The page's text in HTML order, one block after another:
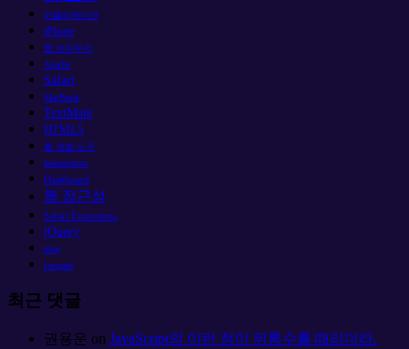
어플리케이션
iPhone
웹 브라우저
Apache
Safari
MacBook
TextMate
HTML5
웹 개발 도구
blueprintcss
Dashboard
웹 접근성
Safari Extensions
jQuery
blog
Leopard
최근 댓글
권용운 on JavaScript의 이런 점이 뒤통수를 때리더라.